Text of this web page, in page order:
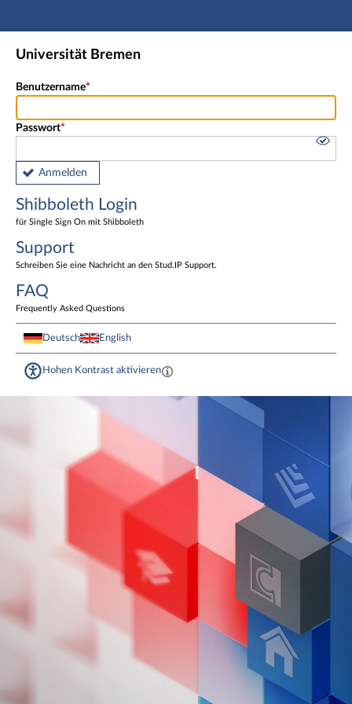
Hauptnavigation
Shibboleth Login
Universität Bremen
Benutzername
Passwort
Anmelden
Shibboleth Login
für Single Sign On mit Shibboleth
Support
Schreiben Sie eine Nachricht an den Stud.IP Support.
FAQ
Frequently Asked Questions
Deutsch English
Hohen Kontrast aktivieren